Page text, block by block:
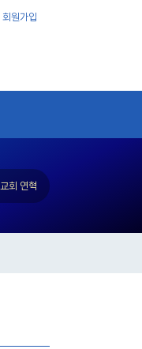
회원가입
교회 연혁